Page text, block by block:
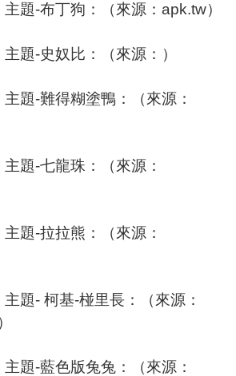
題-布丁狗：（來源： apk.tw）
題-史奴比：（來源：）
題-難得糊塗鴨：（來源：
題-七龍珠：（來源：
題-拉拉熊：（來源：
題- 柯基-椪里長：（來源：
）
題-藍色版兔兔：（來源：